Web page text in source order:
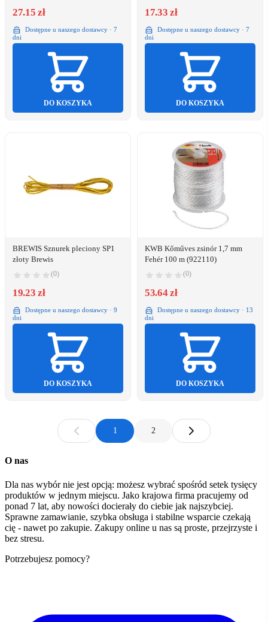
27.15 zł
Dostępne u naszego dostawcy · 7
dni
DO KOSZYKA
17.33 zł
Dostępne u naszego dostawcy · 7
dni
DO KOSZYKA
BREWIS Sznurek pleciony SP1
złoty Brewis
(0)
19.23 zł
Dostępne u naszego dostawcy · 9
dni
DO KOSZYKA
KWB Kőműves zsinór 1,7 mm
Fehér 100 m (922110)
(0)
53.64 zł
Dostępne u naszego dostawcy · 13
dni
DO KOSZYKA
1 2
O nas
Dla nas wybór nie jest opcją: możesz wybrać spośród setek tysięcy
produktów w jednym miejscu. Jako krajowa firma pracujemy od
ponad 7 lat, aby nowości docierały do ciebie jak najszybciej.
Sprawne zamawianie, szybka obsługa i stabilne wsparcie czekają
cię - nawet po zakupie. Zakupy online u nas są proste, przejrzyste i
bez stresu.
Potrzebujesz pomocy?